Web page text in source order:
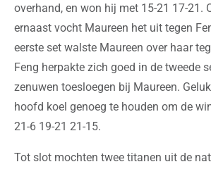
overhand, en won hij met 15-21 17-21.
ernaast vocht Maureen het uit tegen
eerste set walste Maureen over haar
Feng herpakte zich goed in de tweede
zenuwen toesloegen bij Maureen.
hoofd koel genoeg te houden om de
21-6 19-21 21-15.
Tot slot mochten twee titanen uit de